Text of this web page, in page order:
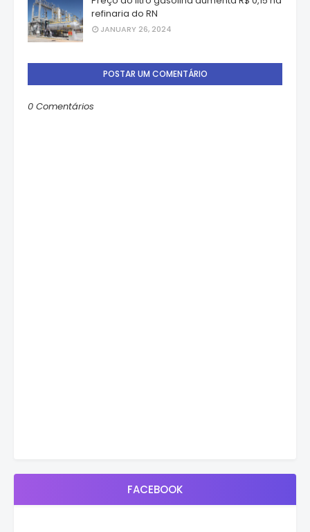
refinaria do RN
JANUARY 26, 2024
POSTAR UM COMENTÁRIO
0 Comentários
FACEBOOK